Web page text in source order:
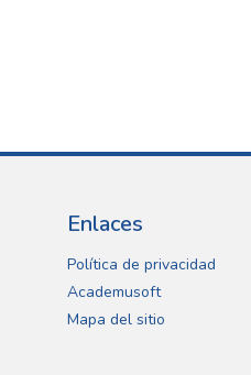
Enlaces
Política de privacidad
Academusoft
Mapa del sitio